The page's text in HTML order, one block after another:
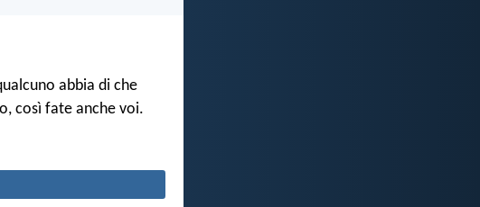
abbia di che
così fate anche voi.